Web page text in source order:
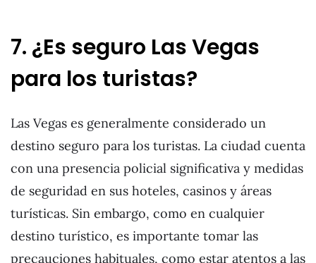
7. ¿Es seguro Las Vegas
para los turistas?
Las Vegas es generalmente considerado un
destino seguro para los turistas. La ciudad cuenta
con una presencia policial significativa y medidas
de seguridad en sus hoteles, casinos y áreas
turísticas. Sin embargo, como en cualquier
destino turístico, es importante tomar las
precauciones habituales, como estar atentos a las